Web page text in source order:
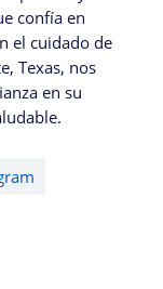
confía en
el cuidado de
Texas, nos
en su